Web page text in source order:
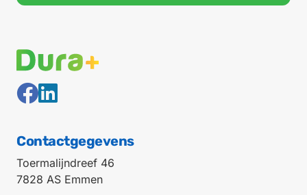
Contactgegevens
Toermalijndreef 46
7828 AS Emmen